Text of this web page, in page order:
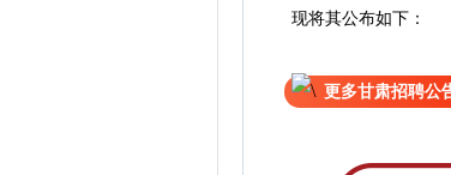
现将其公布如下：
更多甘肃招聘公